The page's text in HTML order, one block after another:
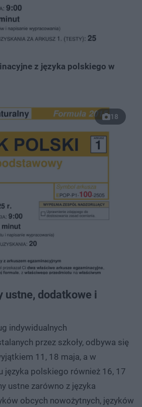
z języka polskiego w
18
ustne, dodatkowe i
indywidualnych
przez szkoły, odbywa się
11, 18 maja, a w
języka polskiego również 16, 17
ustne zarówno z języka
obcych nowożytnych, języków